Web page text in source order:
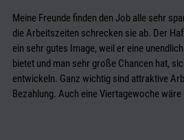
Meine Freunde finden den Job alle sehr
die Arbeitszeiten schrecken sie ab. Der
ein sehr gutes Image, weil er eine
bietet und man sehr große Chancen hat,
entwickeln. Ganz wichtig sind attraktive
Bezahlung. Auch eine Viertagewoche wäre